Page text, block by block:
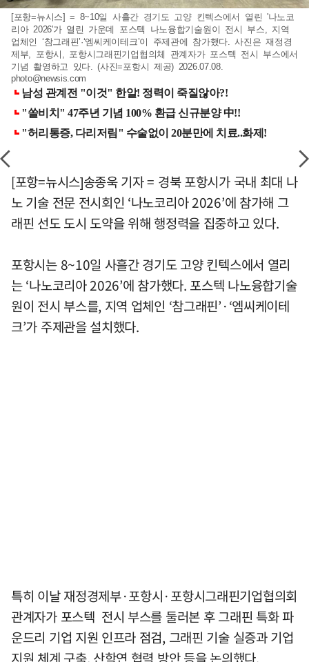
[포항=뉴시스] = 8~10일 사흘간 경기도 고양 킨텍스에서 열린 '나노코
리아 2026'가 열린 가운데 포스텍 나노융합기술원이 전시 부스, 지역
업체인 ‘참그래핀’·‘엠씨케이테크’이 주제관에 참가했다. 사진은 재정경
제부, 포항시, 포항시그래핀기업협의체 관계자가 포스텍 전시 부스에서
기념 촬영하고 있다. (사진=포항시 제공) 2026.07.08.
photo@newsis.com
[포항=뉴시스]송종욱 기자 = 경북 포항시가 국내 최대 나
노 기술 전문 전시회인 ‘나노코리아 2026’에 참가해 그
래핀 선도 도시 도약을 위해 행정력을 집중하고 있다.
포항시는 8~10일 사흘간 경기도 고양 킨텍스에서 열리
는 ‘나노코리아 2026’에 참가했다. 포스텍 나노융합기술
원이 전시 부스를, 지역 업체인 ‘참그래핀’·‘엠씨케이테
크’가 주제관을 설치했다.
특히 이날 재정경제부·포항시·포항시그래핀기업협의회
관계자가 포스텍 전시 부스를 둘러본 후 그래핀 특화 파
운드리 기업 지원 인프라 점검, 그래핀 기술 실증과 기업
지원 체계 구축, 산학연 협력 방안 등을 논의했다.